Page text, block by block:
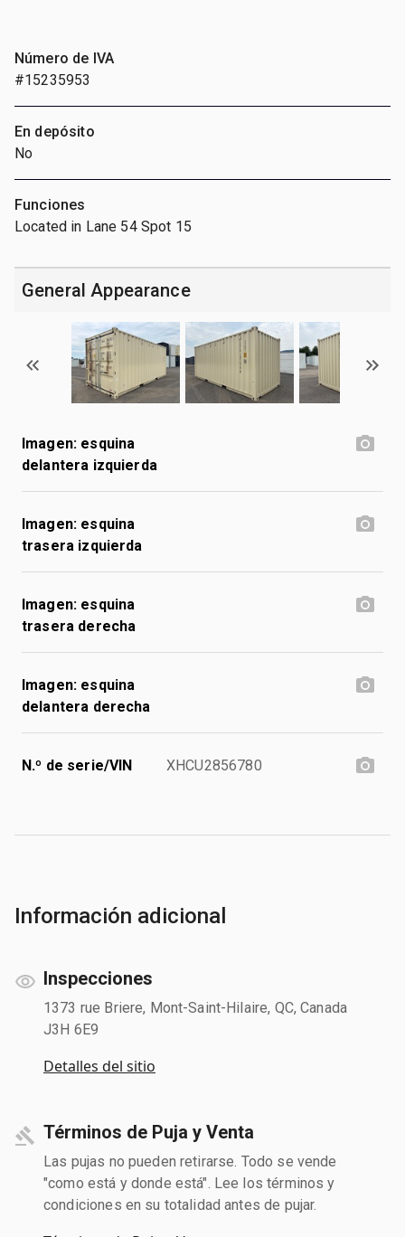
Número de IVA
#15235953
En depósito
No
Funciones
Located in Lane 54 Spot 15
General Appearance
Imagen: esquina
delantera izquierda
Imagen: esquina
trasera izquierda
Imagen: esquina
trasera derecha
Imagen: esquina
delantera derecha
N.º de serie/VIN XHCU2856780
Información adicional
Inspecciones
1373 rue Briere, Mont-Saint-Hilaire, QC, Canada
J3H 6E9
Detalles del sitio
Términos de Puja y Venta
Las pujas no pueden retirarse. Todo se vende
"como está y donde está". Lee los términos y
condiciones en su totalidad antes de pujar.